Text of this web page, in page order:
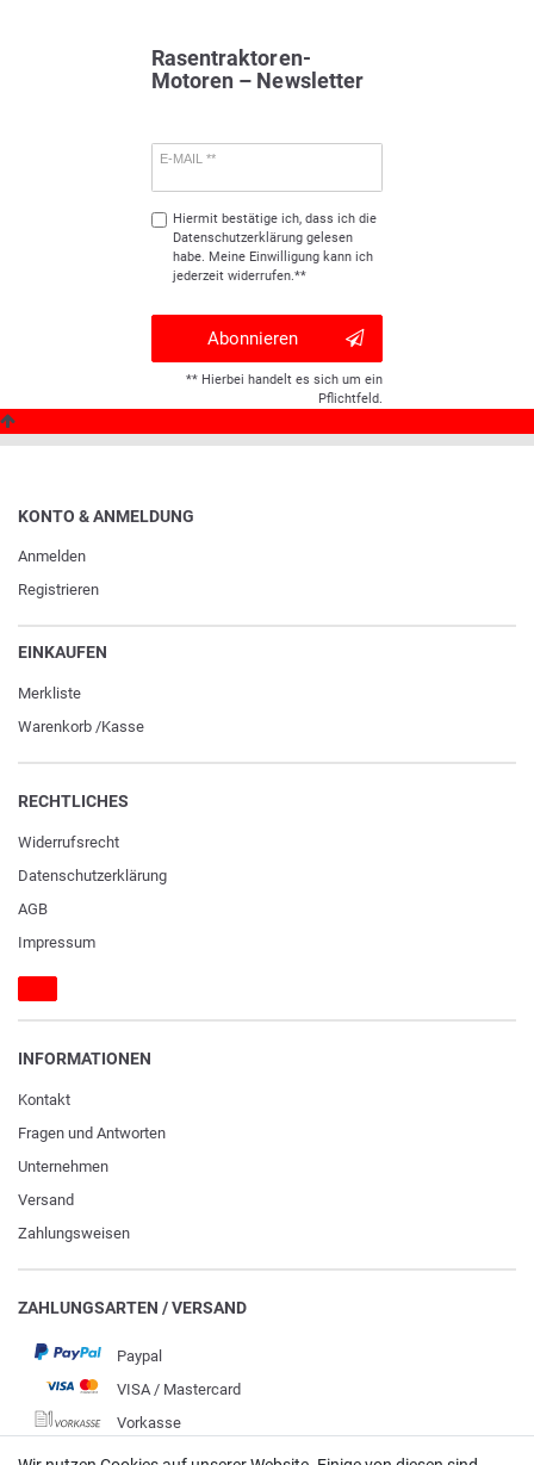
Rasentraktoren-
Motoren – Newsletter
E-MAIL **
Hiermit bestätige ich, dass ich die
Daten­schutz­erklärunggelesen
habe. Meine Einwilligung kann ich
jederzeit widerrufen.**
Abonnieren
** Hierbei handelt es sich um ein
Pflichtfeld.
KONTO & ANMELDUNG
Anmelden
Registrieren
EINKAUFEN
Merkliste
Warenkorb /Kasse
RECHTLICHES
Widerrufs­recht
Daten­schutz­erklärung
AGB
Impressum
INFORMATIONEN
Kontakt
Fragen und Antworten
Unternehmen
Versand
Zahlungsweisen
ZAHLUNGSARTEN / VERSAND
Paypal
VISA / Mastercard
Vorkasse
DHL